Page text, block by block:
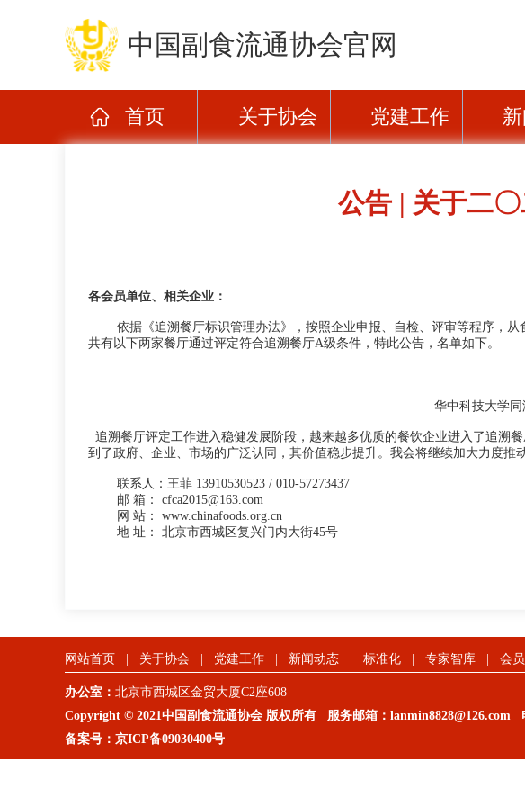
中国副食流通协会官网
首页 关于协会 党建工作
公告 | 关于二
各会员单位、相关企业：
依据《追溯餐厅标识管理办法》，按照企业申报、自检、评审等程序，从
共有以下两家餐厅通过评定符合追溯餐厅A级条件，特此公告，名单如下。
华中科技大学
追溯餐厅评定工作进入稳健发展阶段，越来越多优质的餐饮企业进入了追溯
到了政府、企业、市场的广泛认同，其价值稳步提升。我会将继续加大力度推
联系人：王菲 13910530523 / 010-57273437
邮 箱： cfca2015@163.com
网 站： www.chinafoods.org.cn
地 址： 北京市西城区复兴门内大街45号
网站首页 关于协会 党建工作 新闻动态 标准化 专家智库 会
办公室： 北京市西城区金贸大厦C2座608
Copyright © 2021中国副食流通协会 版权所有 服务邮箱：lanmin8828@126.com
备案号： 京ICP备09030400号